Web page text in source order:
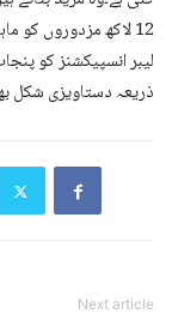
لیبر انسپیکشنز کو
ذریعہ دستاویزی شکل
Next article